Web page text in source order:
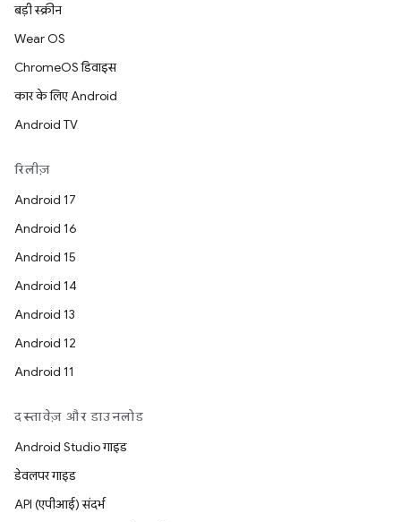
बड़ी स्क्रीन
Wear OS
ChromeOS डिवाइस
कार के लिए Android
Android TV
रिलीज़
Android 17
Android 16
Android 15
Android 14
Android 13
Android 12
Android 11
दस्तावेज़ और डाउनलोड
Android Studio गाइड
डेवलपर गाइड
API (एपीआई) संदर्भ